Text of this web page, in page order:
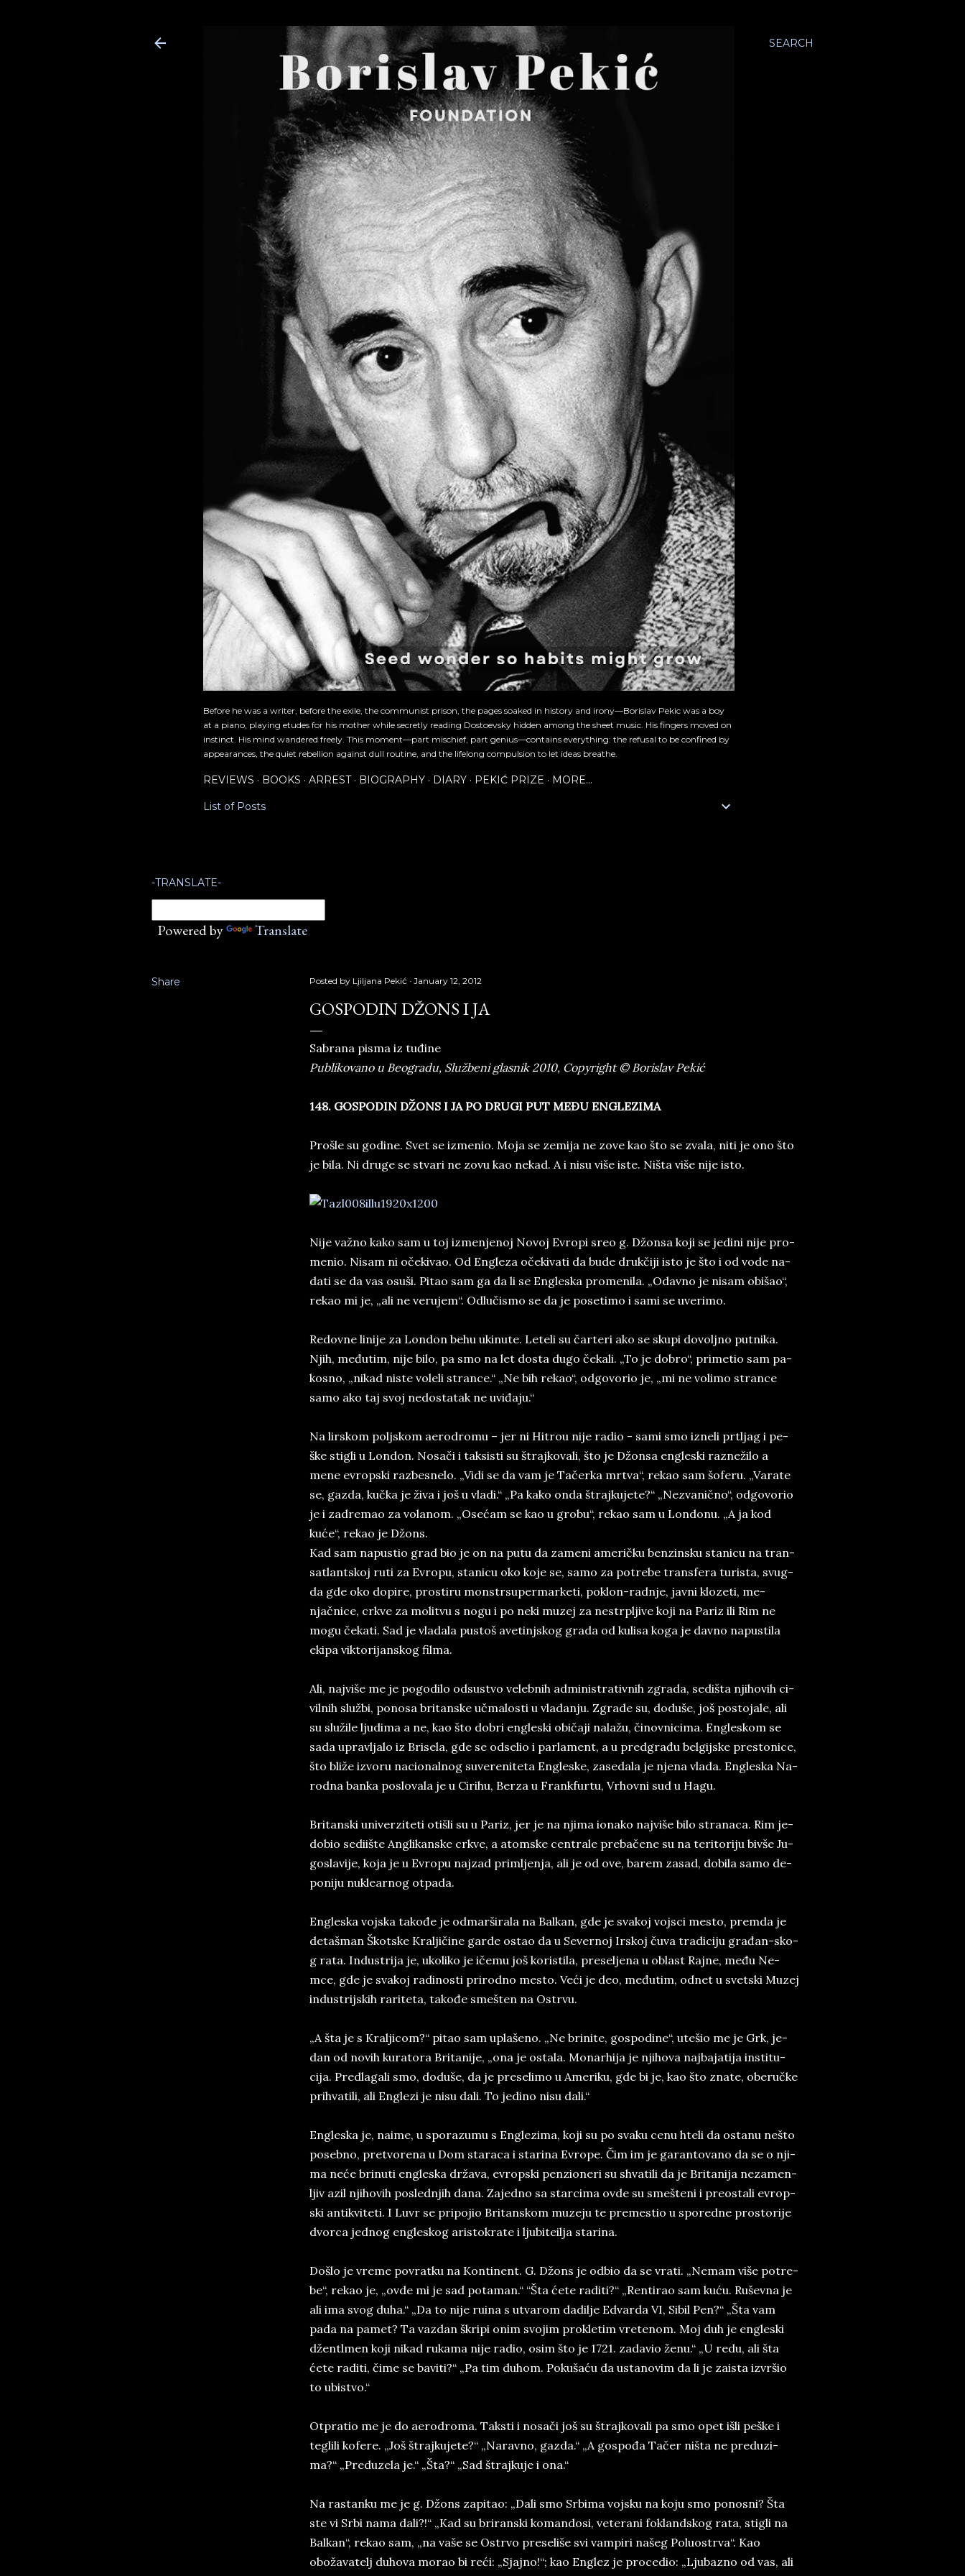
SEARCH
Before he was a writer, before the exile, the communist prison, the pages soaked in history and irony—Borislav Pekic was a boy
at a piano, playing etudes for his mother while secretly reading Dostoevsky hidden among the sheet music. His fingers moved on
instinct. His mind wandered freely. This moment—part mischief, part genius—contains everything: the refusal to be confined by
appearances, the quiet rebellion against dull routine, and the lifelong compulsion to let ideas breathe.
REVIEWS BOOKS ARREST BIOGRAPHY DIARY PEKIĆ PRIZE MORE…
List of Posts
-TRANSLATE-
Powered by Translate
Share Posted by Ljiljana Pekić January 12, 2012
GOSPODIN DŽONS I JA
Sabrana pisma iz tuđine
Publikovano u Beogradu, Službeni glasnik 2010, Copyright © Borislav Pekić
148. GO­SPO­DIN DŽONS I JA PO DRU­GI PUT MEĐU EN­GLE­ZI­MA
Pro­šle su go­di­ne. Svet se iz­me­nio. Moja se ze­mi­ja ne zove kao što se zva­la, niti je ono što
je bila. Ni dru­ge se stva­ri ne zovu kao ne­kad. A i nisu više iste. Niš­ta više nije isto.
Ni­je­ važno kako sam u toj iz­men­je­noj No­voj Evro­pi sreo g. Džonsa koji se ­je­di­ni n­i­je pro­
me­nio. Ni­sam ni očeki­vao. Od En­gle­za očeki­va­ti da bude drukčiji isto je što i od vode na­
da­ti se da vas osuši. Pi­tao sam ga da li se En­gle­ska pro­me­ni­la. „Odav­no je ni­sam obi­šao“,
re­kao mi je, „ali ne ve­ru­jem“. Odlučismo se da je po­se­ti­mo i sami se uve­ri­mo.
Re­dov­ne li­ni­je za Lon­don behu uki­nu­te. Le­te­li su čar­te­ri ako se sku­pi do­vol­jno put­ni­ka.
Njih, međutim, nije bilo, pa smo na let do­sta dugo čeka­li. „To je do­bro“, pri­me­tio sam pa­
ko­sno, „ni­kad ni­ste vo­le­li stran­ce.“ „Ne bih re­kao“, od­go­vo­rio je, „mi ne vo­li­mo stran­ce
samo ako taj svoj ne­do­sta­tak ne uviđaju.“
Na lir­skom poljs­kom ae­ro­dro­mu – jer ni Hi­trou nije ra­dio - sami smo iz­ne­li pr­tljag i pe­
ške sti­gli u Lon­don. Nosači i tak­si­sti su štraj­ko­va­li, što je Džonsa en­gle­ski ra­znežilo a
mene evrop­ski raz­be­sne­lo. „Vidi se da vam je Tačerka mr­tva“, re­kao sam šo­fe­ru. „Va­ra­te
se, ga­zda, kučka je živa i još u vla­di.“ „Pa kako onda štraj­ku­je­te?“ „Ne­zva­nično“, od­go­vo­rio
je i za­dre­ma­o­ za­ vo­la­nom. „Osećam se ­kao u gro­bu“, re­ka­o ­sam u Lon­do­nu. „A ja kod
kuće“, re­ka­o ­je Džons.
Kad sam na­pu­stio grad bio je on na putu da za­me­ni ame­ričku ben­zin­sku sta­ni­cu na tran­
sa­tlant­skoj ruti za Evro­pu, sta­ni­cu oko koje se, samo za po­tre­be tran­sfe­ra tu­ri­sta, svug­
da gde oko do­pi­re, pro­sti­ru mon­strsu­per­mar­keti, po­klon-rad­nje, jav­ni kloze­ti, me­
njačnice, cr­kve ­za mo­li­tvu s nogu i po neki mu­zej za ne­str­plji­ve koji na Pa­riz ili Rim ne
mogu čeka­ti. Sad je vla­da­la pu­stoš ave­tin­jskog gra­da od ku­li­sa koga je dav­no napustila
ekipa viktorijanskog filma.
Ali, naj­vi­še­ me ­je ­po­go­di­lo ­od­su­stvo ve­leb­nih ad­mi­ni­stra­tiv­nih zgra­da, se­di­šta nji­ho­vih ci­
vil­nih službi, po­no­sa bri­tan­ske učma­lo­sti u vla­dan­ju. Zgra­de su, do­du­še, još po­sto­ja­le, ali
su služile lju­di­ma a ne, kao što do­bri en­gle­ski običaji nalažu, činovnicima. En­gle­skom se
sada uprav­lja­lo iz Bri­se­la, gde se od­se­lio i par­la­me­nt, a u pred­građu bel­gij­ske pre­sto­ni­ce,
što bliže iz­vo­ru na­ci­o­nal­nog­ su­ve­re­ni­te­ta En­gle­ske, za­se­da­la je nje­na vla­da. En­gle­ska Na­
rod­na ban­ka po­slo­va­la je u Ci­ri­hu, Ber­za u Frank­fur­tu, Vr­hov­ni sud u Hagu.
Bri­tan­ski uni­ver­zi­te­ti otišli su u Pa­riz, jer­ je ­na n­ji­ma ­i­o­na­ko ­naj­više bi­lo ­stra­na­ca. Ri­m je­
do­bio se­di­ište An­gli­kan­ske cr­kve, a atom­ske cen­tra­le pre­ba­če­ne su na te­ri­to­ri­ju bi­vše Ju­
go­sla­vi­je, ko­ja ­je u Evro­pu naj­zad prim­ljen­ja, ali ­je ­o­d o­ve, ba­rem za­sad, do­bi­la samo de­
po­ni­ju nu­kle­ar­nog ot­pa­da.
En­gle­ska voj­ska takođe je od­maršira­la na Bal­kan, gde­ je sva­koj voj­sci me­sto, prem­da ­je
de­ta­šman Škot­ske Kral­jičine gar­de ostao da u Se­ver­noj Ir­skoj čuva tra­di­ci­ju građan-sko­
g ra­ta. In­du­stri­ja ­je, uko­li­ko ­je ičemu još ko­ri­stila, pre­sel­je­na u oblast Raj­ne, među Ne­
mce, gde ­je­ sva­koj ra­di­no­sti pri­rod­no me­sto. Veći je deo, međutim, od­net u svet­ski Mu­zej
in­du­strij­skih ra­ri­te­ta, takođe smešten na Ostr­vu.
„A šta je s Kral­ji­com?“ pi­tao sam upla­š­e­no. „Ne bri­ni­te, go­spo­di­ne“, u­te­šio me je Grk, je­
dan od no­vih ku­ra­to­ra Bri­ta­ni­je, „ona je osta­la. Mo­nar­hi­ja je nji­ho­va naj­ba­ja­ti­ja in­sti­tu­
cija. Pred­la­ga­li smo, do­du­še, da je pre­se­li­mo u Ame­ri­ku, gde bi je, kao što zna­te, obe­ručke
pri­hva­ti­li, ali En­gle­zi­ je nisu dali. To ­je­di­no nisu dali.“
En­gle­ska je, na­i­me, u spo­ra­zu­mu s En­gle­zi­ma, koji su po sva­ku cenu hte­li da osta­nu ne­što
po­seb­no, pre­tvo­re­na u Dom ­sta­ra­ca i sta­ri­na Evro­pe. Čim im je ga­ran­to­va­no da se o nji­
ma neće bri­nu­ti en­gle­ska država, evrop­ski pen­zi­o­ne­ri su shva­ti­li da je Bri­ta­ni­ja ne­za­men­
ljiv azil nji­ho­vih po­sled­njih dana. Za­jed­no ­sa star­ci­ma ov­de su sme­šte­ni i pre­o­sta­li evrop­
ski an­ti­kvi­teti. I Luvr se pri­po­jio Bri­tan­skom mu­ze­ju te pre­me­stio u spo­red­ne pro­sto­ri­je
dvor­ca jed­nog en­gleskog ari­sto­kra­te i lju­bi­te­ilja sta­rina.
Do­šlo je vre­me po­vrat­ku na Kon­ti­nent. G. Džons je od­bio da se vra­ti. „Ne­mam više po­tre­
be“, re­ka­o ­je, „ovde mi je sad po­ta­man.“ “Šta ćete ra­diti?“ „Ren­ti­rao sam kuću. Ru­š­ev­na je
ali ima svog duha.“ „Da to nije ru­i­na s utva­rom da­dil­je Edvar­da VI, Si­bil Pen?“ „Šta vam
pada na pa­met? Ta va­zdan škri­pi onim svo­jim pro­kle­tim vre­te­nom. Moj duh je en­gl­e­ski
džentl­men koji ni­kad ru­ka­ma nije ra­dio, osim što ­je 1721. za­da­vio ženu.“ „U redu, ali šta
ćete ra­di­ti, čime se ba­vi­ti?“ „Pa tim du­hom. Po­ku­šaću da usta­no­vim da li je za­i­sta iz­vrš­io
to ubistvo.“
Ot­pra­tio me je do ae­ro­dro­ma. Ta­k­sti i nosači još su štraj­ko­va­li pa smo opet išli pe­š­ke i
te­gli­li ko­fe­re. „Još štraj­ku­je­te?“ „Na­rav­no, ga­zda.“ „A go­spođa Tačer niš­ta ne pred­u­zi­
ma?“ „Pred­u­ze­la je.“ „Šta?“ „Sad štraj­ku­je i ona.“
Na ra­stan­ku me je g. Džons za­pi­tao: „Dali smo Sr­bi­ma voj­sku na koju smo po­no­sni? Šta
ste vi Srbi nama dali?!“ „Kad su bri­ranski ko­mandosi, ve­te­ra­ni fo­kland­skog rata, stigli na
Bal­kan“, re­kao sam, „na vaše se Ostr­vo pre­se­li­še svi vam­pi­ri na­šeg Po­lu­o­str­va“. Kao
obožava­telj du­ho­va mo­rao bi reći: „Sjaj­no!“; kao En­glez je pro­ce­dio: „Lju­ba­zno od vas, ali